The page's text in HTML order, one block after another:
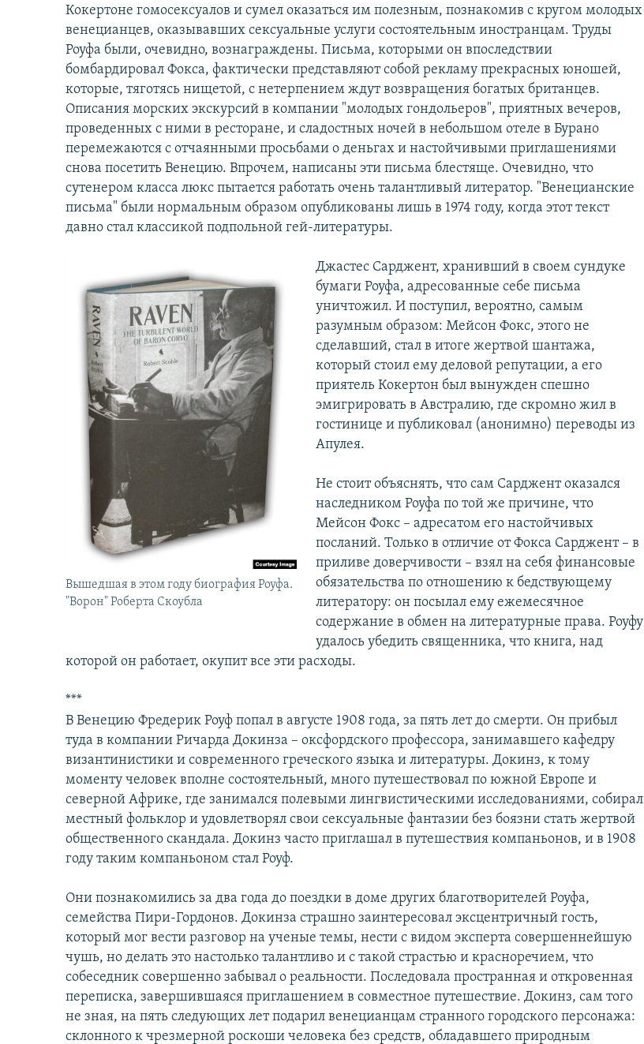
Кокертоне гомосексуалов и сумел оказаться им полезным, познакомив с кругом молодых
венецианцев, оказывавших сексуальные услуги состоятельным иностранцам. Труды
Роуфа были, очевидно, вознаграждены. Письма, которыми он впоследствии
бомбардировал Фокса, фактически представляют собой рекламу прекрасных юношей,
которые, тяготясь нищетой, с нетерпением ждут возвращения богатых британцев.
Описания морских экскурсий в компании "молодых гондольеров", приятных вечеров,
проведенных с ними в ресторане, и сладостных ночей в небольшом отеле в Бурано
перемежаются с отчаянными просьбами о деньгах и настойчивыми приглашениями
снова посетить Венецию. Впрочем, написаны эти письма блестяще. Очевидно, что
сутенером класса люкс пытается работать очень талантливый литератор. "Венецианские
письма" были нормальным образом опубликованы лишь в 1974 году, когда этот текст
давно стал классикой подпольной гей-литературы.
Вышедшая в этом году биография Роуфа.
"Ворон" Роберта Скоубла
Джастес Сарджент, хранивший в своем сундуке
бумаги Роуфа, адресованные себе письма
уничтожил. И поступил, вероятно, самым
разумным образом: Мейсон Фокс, этого не
сделавший, стал в итоге жертвой шантажа,
который стоил ему деловой репутации, а его
приятель Кокертон был вынужден спешно
эмигрировать в Австралию, где скромно жил в
гостинице и публиковал (анонимно) переводы из
Апулея.
Не стоит объяснять, что сам Сарджент оказался
наследником Роуфа по той же причине, что
Мейсон Фокс – адресатом его настойчивых
посланий. Только в отличие от Фокса Сарджент – в
приливе доверчивости – взял на себя финансовые
обязательства по отношению к бедствующему
литератору: он посылал ему ежемесячное
содержание в обмен на литературные права. Роуфу
удалось убедить священника, что книга, над
которой он работает, окупит все эти расходы.
***
В Венецию Фредерик Роуф попал в августе 1908 года, за пять лет до смерти. Он прибыл
туда в компании Ричарда Докинза – оксфордского профессора, занимавшего кафедру
византинистики и современного греческого языка и литературы. Докинз, к тому
моменту человек вполне состоятельный, много путешествовал по южной Европе и
северной Африке, где занимался полевыми лингвистическими исследованиями, собирал
местный фольклор и удовлетворял свои сексуальные фантазии без боязни стать жертвой
общественного скандала. Докинз часто приглашал в путешествия компаньонов, и в 1908
году таким компаньоном стал Роуф.
Они познакомились за два года до поездки в доме других благотворителей Роуфа,
семейства Пири-Гордонов. Докинза страшно заинтересовал эксцентричный гость,
который мог вести разговор на ученые темы, нести с видом эксперта совершеннейшую
чушь, но делать это настолько талантливо и с такой страстью и красноречием, что
собеседник совершенно забывал о реальности. Последовала пространная и откровенная
переписка, завершившаяся приглашением в совместное путешествие. Докинз, сам того
не зная, на пять следующих лет подарил венецианцам странного городского персонажа:
склонного к чрезмерной роскоши человека без средств, обладавшего природным